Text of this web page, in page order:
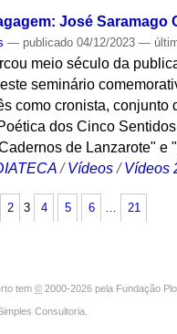
José Saramago
— publicado 04/12/2023—
meio século da
seminário
como cronista,
dos Cinco
de Lanzarote" e
/Vídeos /Vídeos
2 3 4 5 6 21
tem © 2000-2026 pela Fundação
Consultoria